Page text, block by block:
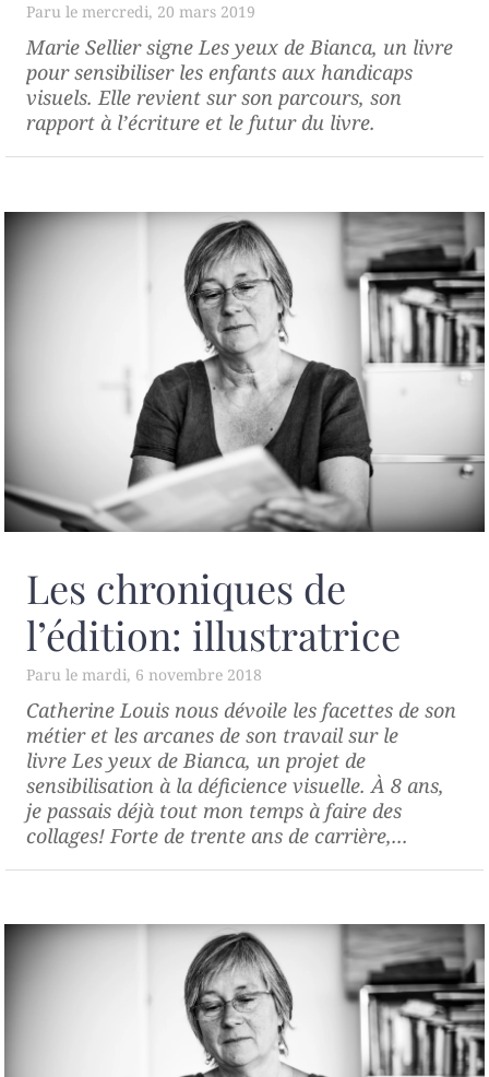
mercredi, 20 mars 2019
Marie Sellier signeLes yeux de Bianca, un livre
pour sensibiliser les enfants aux handicaps
visuels. Elle revient sur son parcours, son
rapport à l’écriture et le futur du livre.
Les chroniques de
l’édition: illustratrice
mardi, 6 novembre 2018
Catherine Louis nous dévoile les facettes de son
métier et les arcanes de son travail sur le
livre Les yeux de Bianca, un projet de
sensibilisation à la déficience visuelle. À 8 ans,
je passais déjà tout mon temps à faire des
collages! Forte de trente ans de carrière,...